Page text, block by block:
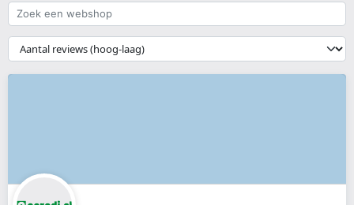
Zoek
een
webshop
{{
__('Sort')
}}